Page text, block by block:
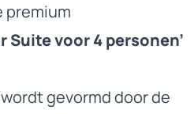
premium
Suite voor 4 personen’
gevormd door de